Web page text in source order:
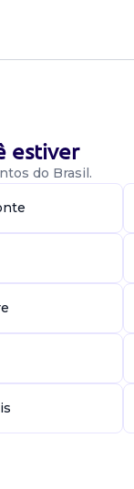
De
conforme
realiz...
estiver
do Brasil.